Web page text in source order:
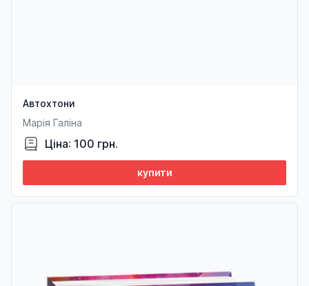
Автохтони
Марія Галіна
Ціна: 100 грн.
купити